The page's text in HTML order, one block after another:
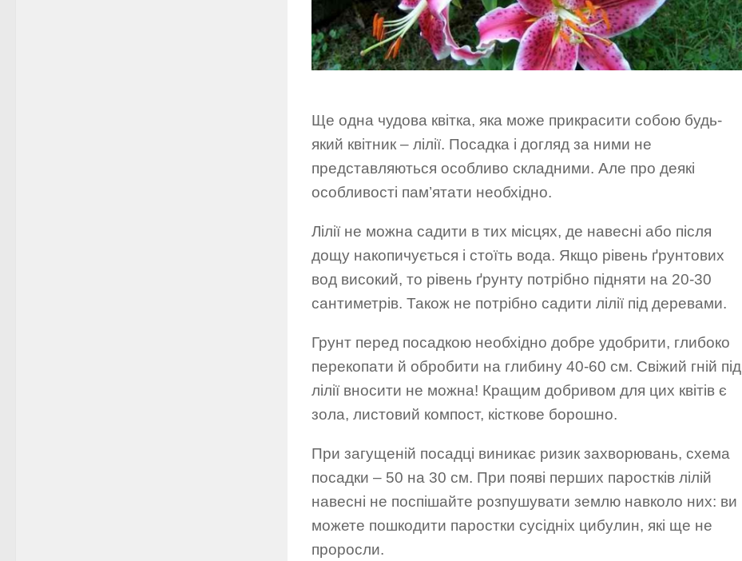
Ще одна чудова квітка, яка може прикрасити собою будь-
який квітник – лілії. Посадка і догляд за ними не
представляються особливо складними. Але про деякі
особливості пам’ятати необхідно.
Лілії не можна садити в тих місцях, де навесні або після
дощу накопичується і стоїть вода. Якщо рівень ґрунтових
вод високий, то рівень ґрунту потрібно підняти на 20-30
сантиметрів. Також не потрібно садити лілії під деревами.
Грунт перед посадкою необхідно добре удобрити, глибоко
перекопати й обробити на глибину 40-60 см. Свіжий гній під
лілії вносити не можна! Кращим добривом для цих квітів є
зола, листовий компост, кісткове борошно.
При загущеній посадці виникає ризик захворювань, схема
посадки – 50 на 30 см. При появі перших паростків лілій
навесні не поспішайте розпушувати землю навколо них: ви
можете пошкодити паростки сусідніх цибулин, які ще не
проросли.